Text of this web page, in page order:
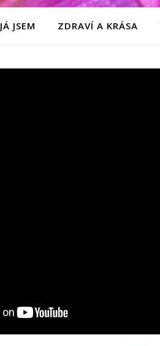
JÁ JSEM ZDRAVÍ A KRÁSA